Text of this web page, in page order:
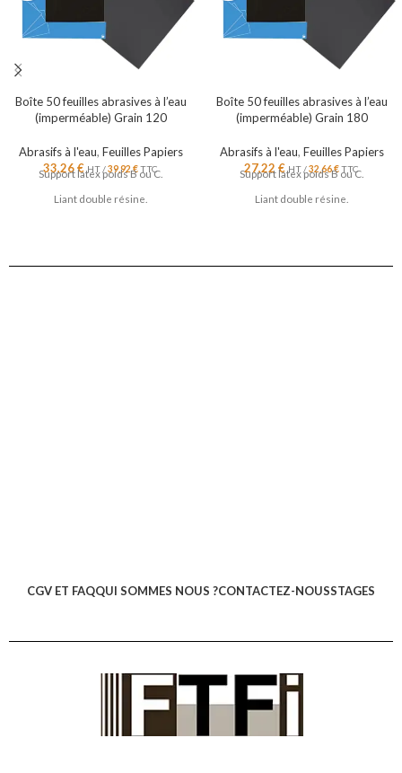
Boîte 50 feuilles abrasives à l’eau
(imperméable) Grain 120
Abrasifs à l'eau, Feuilles Papiers
33,26€ HT /39,92€TTC
Support latex poids B ou C.
Liant double résine.
Boîte 50 feuilles abrasives à l’eau
(imperméable) Grain 180
Abrasifs à l'eau, Feuilles Papiers
27,22 € HT /32,66€TTC
Support latex poids B ou C.
Liant double résine.
CGV ET FAQQUI SOMMES NOUS ?CONTACTEZ-NOUSSTAGES